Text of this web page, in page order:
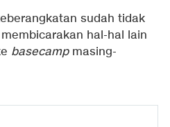
sudah tidak
hal-hal lain
basecampmasing-